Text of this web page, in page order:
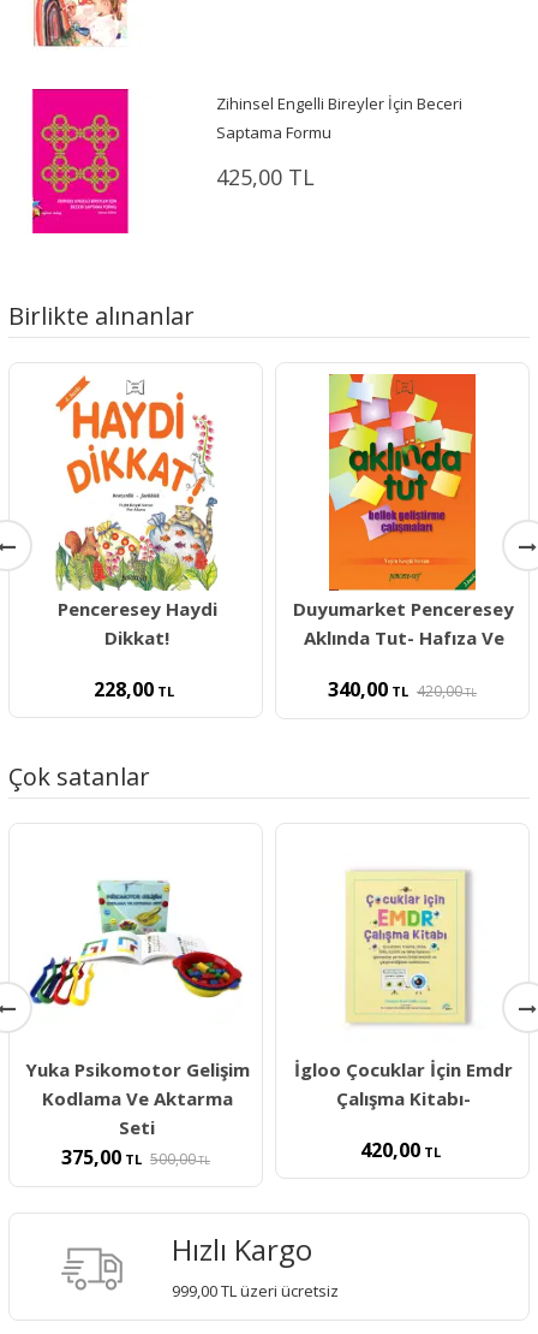
Zihinsel Engelli Bireyler İçin Beceri
Saptama Formu
425,00 TL
Birlikte alınanlar
Penceresey Haydi
Dikkat!
228,00 TL
Duyumarket Penceresey
Aklında Tut- Hafıza Ve
340,00 TL 420,00TL
Çok satanlar
Yuka Psikomotor Gelişim
Kodlama Ve Aktarma
Seti
375,00 TL 500,00TL
İgloo Çocuklar İçin Emdr
Çalışma Kitabı-
420,00 TL
Hızlı Kargo
999,00 TL üzeri ücretsiz